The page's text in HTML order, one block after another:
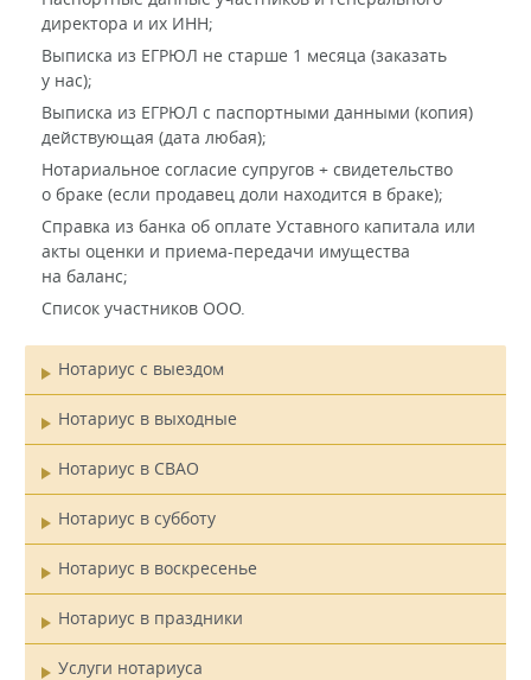
директора и их ИНН;
Выписка из ЕГРЮЛ не старше 1 месяца (заказать
у нас);
Выписка из ЕГРЮЛ с паспортными данными (копия)
действующая (дата любая);
Нотариальное согласие супругов + свидетельство
о браке (если продавец доли находится в браке);
Справка из банка об оплате Уставного капитала или
акты оценки и приема-передачи имущества
на баланс;
Список участников ООО.
Главное
меню
Нотариус с выездом
Нотариус в выходные
Нотариус в СВАО
Нотариус в субботу
Нотариус в воскресенье
Нотариус в праздники
Услуги нотариуса